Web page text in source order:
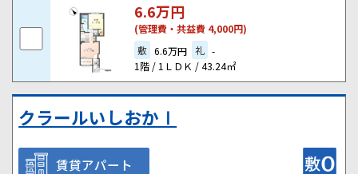
6.6万円
(管理費・共益費 4,000円)
敷 6.6万円 礼 -
1階 / 1ＬＤＫ / 43.24㎡
クラールいしおかⅠ
賃貸アパート